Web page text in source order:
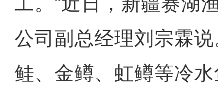
公司副总经理刘宗霖
鲑、金鳟、虹鳟等冷